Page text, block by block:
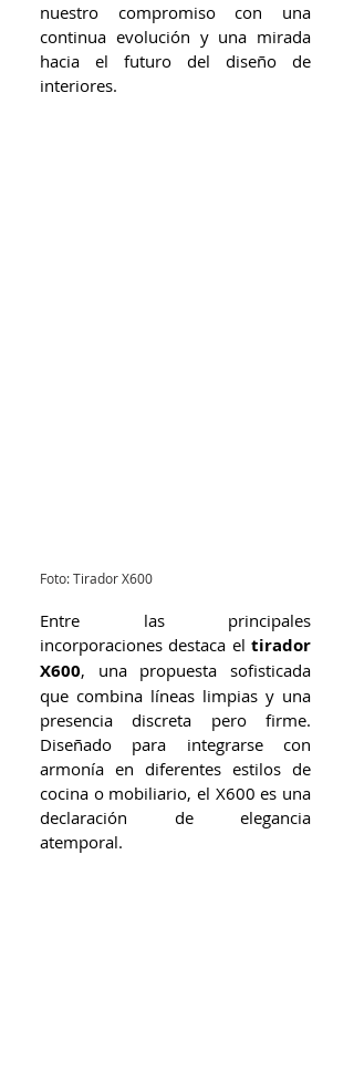
nuestro compromiso con una
continua evolución y una mirada
hacia el futuro del diseño de
interiores.
Foto: Tirador X600
Entre las principales
incorporaciones destaca el tirador
X600, una propuesta sofisticada
que combina líneas limpias y una
presencia discreta pero firme.
Diseñado para integrarse con
armonía en diferentes estilos de
cocina o mobiliario, el X600 es una
declaración de elegancia
atemporal.